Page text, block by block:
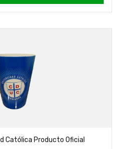
Católica Producto Oficial